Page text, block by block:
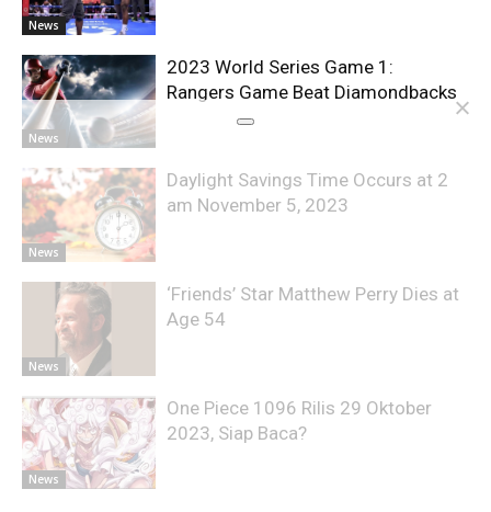
News
News
2023 World Series Game 1:
Rangers Game Beat Diamondbacks
News
Daylight Savings Time Occurs at 2
am November 5, 2023
News
‘Friends’ Star Matthew Perry Dies at
Age 54
News
One Piece 1096 Rilis 29 Oktober
2023, Siap Baca?